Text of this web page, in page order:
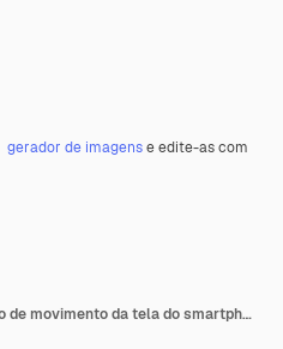
gerador de imagense edite-as com
Bola de futebol com efeito de movimento da tela do smartphone